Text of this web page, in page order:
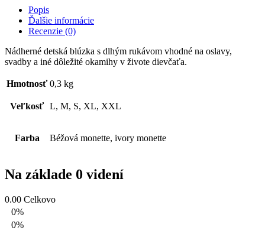
Popis
Ďalšie informácie
Recenzie (0)
Nádherné detská blúzka s dlhým rukávom vhodné na oslavy,
svadby a iné dôležité okamihy v živote dievčaťa.
Hmotnosť 0,3 kg
Veľkosť L, M, S, XL, XXL
Farba Béžová monette, ivory monette
Na základe 0 videní
0.00 Celkovo
0%
0%